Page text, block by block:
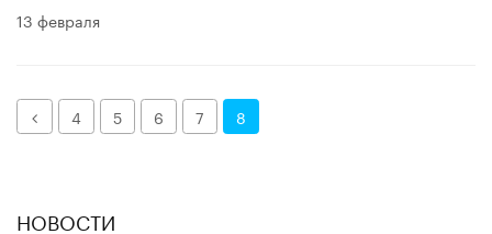
13 февраля
Назад
4 5 6 7 8
НОВОСТИ